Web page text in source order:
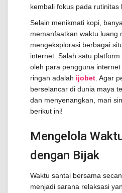
kembali fokus pada rutinitas
Selain menikmati kopi,
memanfaatkan waktu luang
mengeksplorasi berbagai
internet. Salah satu
oleh para pengguna
ringan adalah ijobet . Agar
berselancar di dunia maya
dan menyenangkan, mari
berikut ini!
Mengelola
dengan Bijak
Waktu santai bersama
menjadi sarana relaksasi